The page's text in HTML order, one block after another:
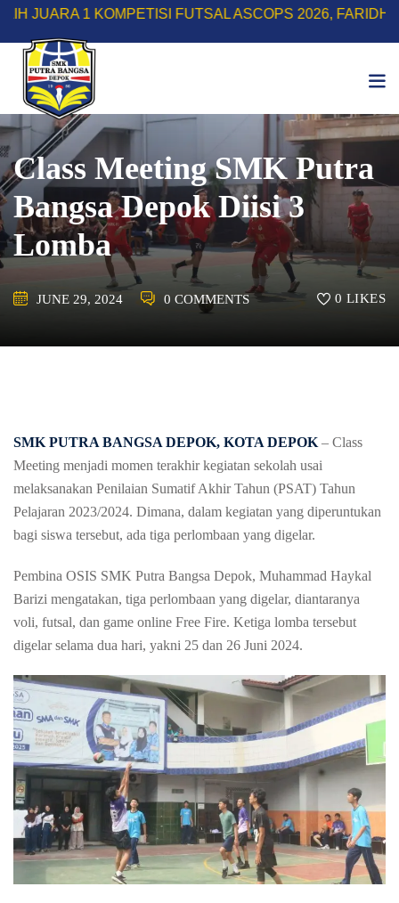
Skip
content
KOMPETISI FUTSAL ASCOPS 2026, FARIDH RIZKY
Class Meeting SMK Putra
Bangsa Depok Diisi 3
Lomba
JUNE 29, 2024 0 COMMENTS 0 LIKES
SMK PUTRA BANGSA DEPOK, KOTA DEPOK – Class
Meeting menjadi momen terakhir kegiatan sekolah usai
melaksanakan Penilaian Sumatif Akhir Tahun (PSAT) Tahun
Pelajaran 2023/2024. Dimana, dalam kegiatan yang diperuntukan
bagi siswa tersebut, ada tiga perlombaan yang digelar.
Pembina OSIS SMK Putra Bangsa Depok, Muhammad Haykal
Barizi mengatakan, tiga perlombaan yang digelar, diantaranya
voli, futsal, dan game online Free Fire. Ketiga lomba tersebut
digelar selama dua hari, yakni 25 dan 26 Juni 2024.